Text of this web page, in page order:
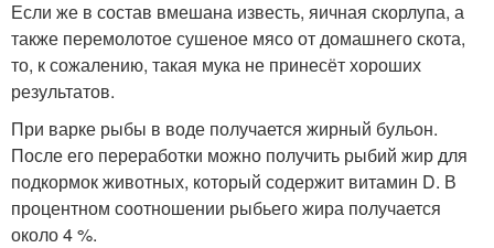
Если же в состав вмешана известь, яичная скорлупа, а
также перемолотое сушеное мясо от домашнего скота,
то, к сожалению, такая мука не принесёт хороших
результатов.
При варке рыбы в воде получается жирный бульон.
После его переработки можно получить рыбий жир для
подкормок животных, который содержит витамин D. В
процентном соотношении рыбьего жира получается
около 4 %.